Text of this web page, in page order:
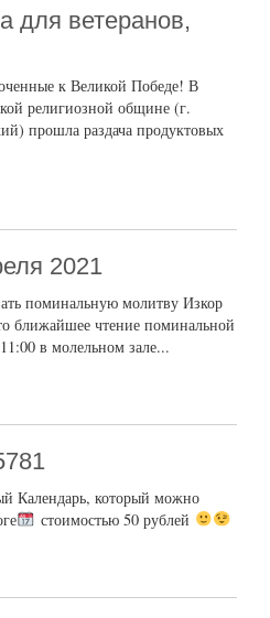
для ветеранов,
к Великой Победе! В
религиозной общине (г.
прошла раздача продуктовых
2021
поминальную молитву Изкор
ближайшее чтение поминальной
в молельном зале...
Календарь, который можно
стоимостью 50 рублей